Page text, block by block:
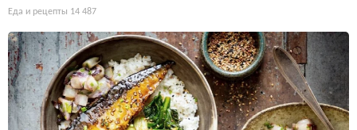
Еда и рецепты 14 487